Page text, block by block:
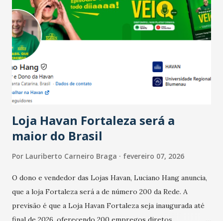
país tem a menor taxa de desemprego dos anos recentes.
Ainda segundo a Pesquisa, em novembro de 2025, 40% dos
bares e restaurantes operaram com lucro e outros 40%
registraram equilíbrio financeiro. Já o percentual de
estabelecimentos no prejuízo ficou em 19%, pouco abaixo
do observado no mês anterior. Outros 1% não existiam em
novembro. Em relação a outubro, o faturamento também
cresceu. De acordo com a pesquisa, 44% dos n...
Loja Havan Fortaleza será a
maior do Brasil
Por Lauriberto Carneiro Braga fevereiro 07, 2026
O dono e vendedor das Lojas Havan, Luciano Hang anuncia,
que a loja Fortaleza será a de número 200 da Rede. A
previsão é que a Loja Havan Fortaleza seja inaugurada até